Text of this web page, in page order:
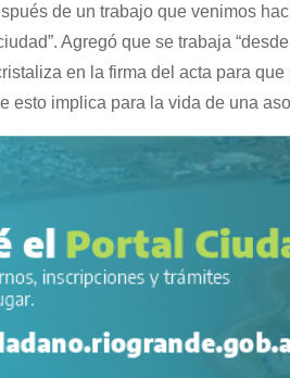
de un trabajo que venimos
Agregó que se trabaja
en la firma del acta para
esto implica para la vida de una